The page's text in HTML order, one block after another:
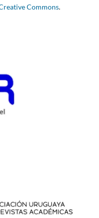
Commons.